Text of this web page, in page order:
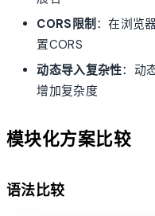
CORS限制 ：在浏览
置CORS
动态导入复杂性：动
增加复杂度
模块化方案比较
语法比较